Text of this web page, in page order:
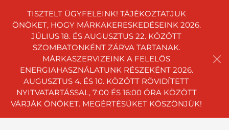
TISZTELT ÜGYFELEINK! TÁJÉKOZTATJUK
ÖNÖKET, HOGY MÁRKAKERESKEDÉSEINK 2026.
JÚLIUS 18. ÉS AUGUSZTUS 22. KÖZÖTT
SZOMBATONKÉNT ZÁRVA TARTANAK.
MÁRKASZERVIZEINK A FELELŐS
ENERGIAHASZNÁLATUNK RÉSZEKÉNT 2026.
AUGUSZTUS 4. ÉS 10. KÖZÖTT RÖVIDÍTETT
NYITVATARTÁSSAL, 7:00 ÉS 16:00 ÓRA KÖZÖTT
VÁRJÁK ÖNÖKET. MEGÉRTÉSÜKET KÖSZÖNJÜK!